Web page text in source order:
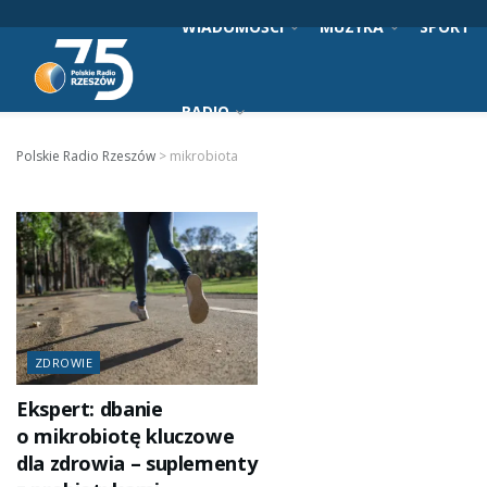
WIADOMOŚCI MUZYKA SPORT
RADIO
Polskie Radio Rzeszów > mikrobiota
ZDROWIE
Ekspert: dbanie
o mikrobiotę kluczowe
dla zdrowia – suplementy